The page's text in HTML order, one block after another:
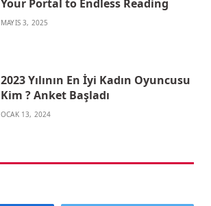
Your Portal to Endless Reading
MAYIS 3, 2025
2023 Yılının En İyi Kadın Oyuncusu
Kim ? Anket Başladı
OCAK 13, 2024